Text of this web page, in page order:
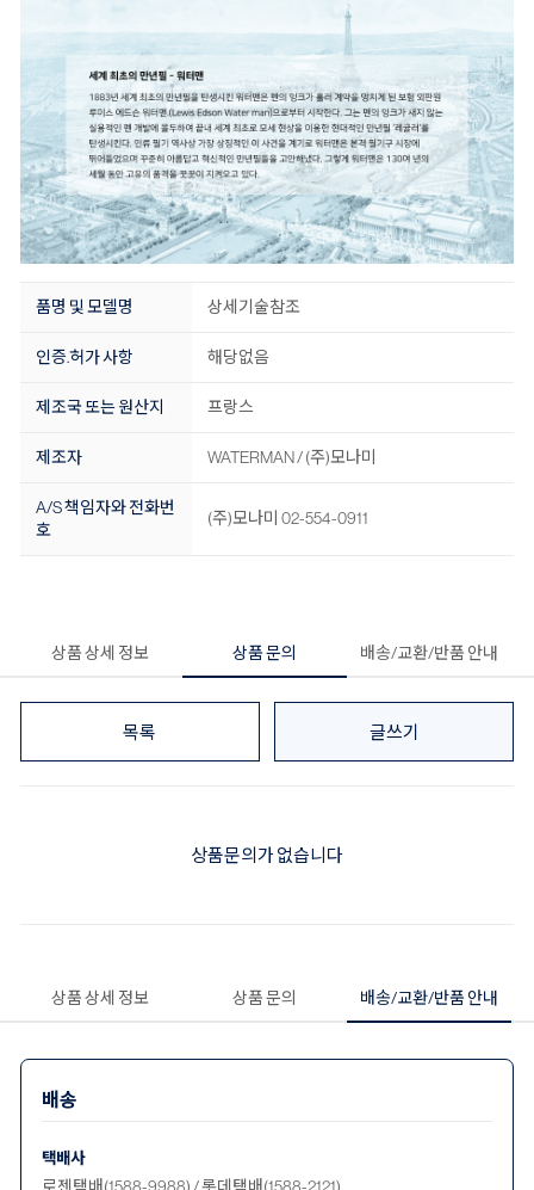
품명 및 모델명 상세기술참조
인증.허가 사항 해당없음
제조국 또는 원산지 프랑스
제조자 WATERMAN / (주)모나미
A/S 책임자와 전화번
호
(주)모나미 02-554-0911
상품 상세 정보 상품 문의 배송/교환/반품 안내
목록 글쓰기
상품문의가 없습니다
상품 상세 정보 상품 문의 배송/교환/반품 안내
배송
택배사